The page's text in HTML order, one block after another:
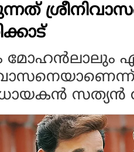
മോഹന്‍ലാലും
സത്യന്‍